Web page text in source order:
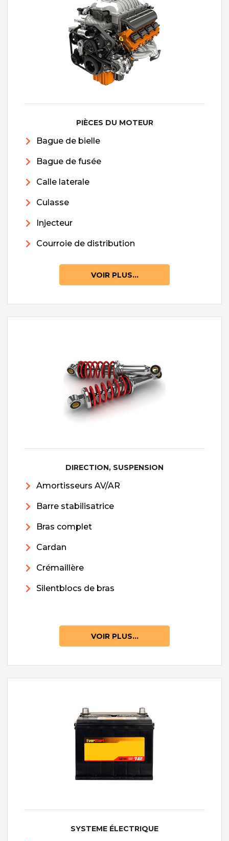
PIÈCES DU MOTEUR
Bague de bielle
Bague de fusée
Calle laterale
Culasse
Injecteur
Courroie de distribution
VOIR PLUS...
DIRECTION, SUSPENSION
Amortisseurs AV/AR
Barre stabilisatrice
Bras complet
Cardan
Crémaillère
Silentblocs de bras
VOIR PLUS...
SYSTEME ÉLECTRIQUE